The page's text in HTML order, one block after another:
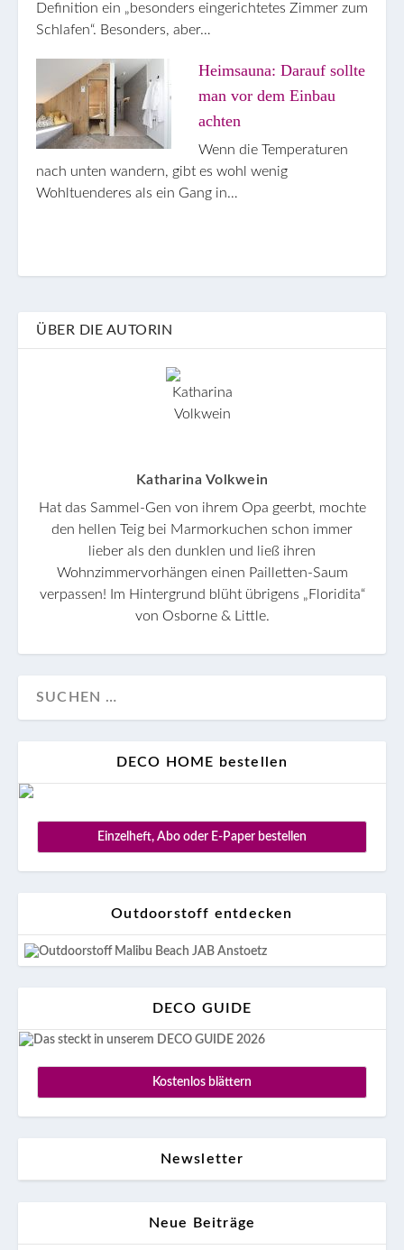
Definition ein „besonders eingerichtetes Zimmer zum
Schlafen“. Besonders, aber…
Heimsauna: Darauf sollte
man vor dem Einbau
achten
Wenn die Temperaturen
nach unten wandern, gibt es wohl wenig
Wohltuenderes als ein Gang in…
ÜBER DIE AUTORIN
Katharina Volkwein
Hat das Sammel-Gen von ihrem Opa geerbt, mochte
den hellen Teig bei Marmorkuchen schon immer
lieber als den dunklen und ließ ihren
Wohnzimmervorhängen einen Pailletten-Saum
verpassen! Im Hintergrund blüht übrigens „Floridita“
von Osborne & Little.
DECO HOME bestellen
Einzelheft, Abo oder E-Paper bestellen
Outdoorstoff entdecken
DECO GUIDE
Kostenlos blättern
Newsletter
Neue Beiträge